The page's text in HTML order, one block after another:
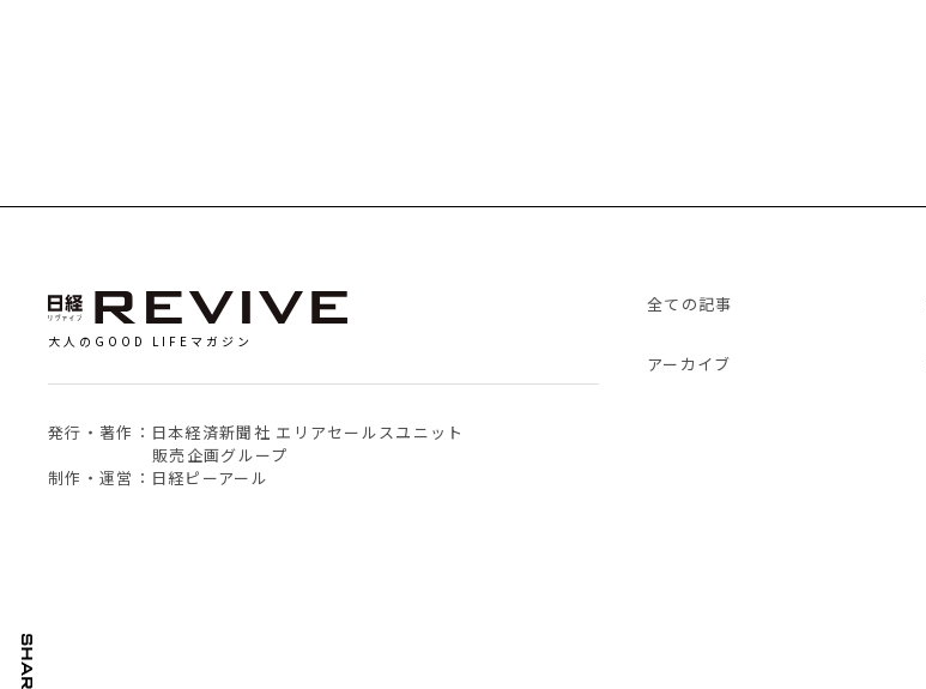
大人のGOOD LIFEマガジン
発行・著作：日本経済新聞社 エリアセールスユニット
販売企画グループ
制作・運営：日経ピーアール
全ての記事
アーカイブ